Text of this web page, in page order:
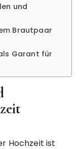
und
Brautpaar
Garant für
Hochzeit ist